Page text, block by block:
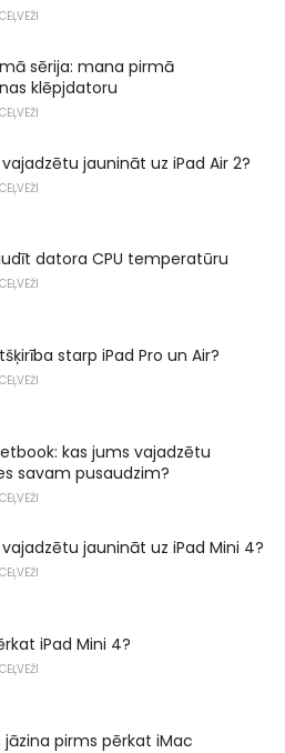
sērija: mana pirmā
klēpjdatoru
jaunināt uz iPad Air 2?
datora CPU temperatūru
starp iPad Pro un Air?
kas jums vajadzētu
savam pusaudzim?
jaunināt uz iPad Mini 4?
iPad Mini 4?
jāzina pirms pērkat iMac